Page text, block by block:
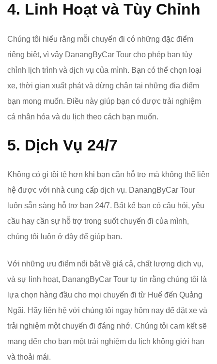
4. Linh Hoạt và Tùy Chỉnh
Chúng tôi hiểu rằng mỗi chuyến đi có những đặc điểm
riêng biệt, vì vậy DanangByCar Tour cho phép bạn tùy
chỉnh lịch trình và dịch vụ của mình. Bạn có thể chọn loại
xe, thời gian xuất phát và dừng chân tại những địa điểm
bạn mong muốn. Điều này giúp bạn có được trải nghiệm
cá nhân hóa và du lịch theo cách bạn muốn.
5. Dịch Vụ 24/7
Không có gì tồi tệ hơn khi bạn cần hỗ trợ mà không thể liên
hệ được với nhà cung cấp dịch vụ. DanangByCar Tour
luôn sẵn sàng hỗ trợ bạn 24/7. Bất kể bạn có câu hỏi, yêu
cầu hay cần sự hỗ trợ trong suốt chuyến đi của mình,
chúng tôi luôn ở đây để giúp bạn.
Với những ưu điểm nổi bật về giá cả, chất lượng dịch vụ,
và sự linh hoạt, DanangByCar Tour tự tin rằng chúng tôi là
lựa chọn hàng đầu cho mọi chuyến đi từ Huế đến Quảng
Ngãi. Hãy liên hệ với chúng tôi ngay hôm nay để đặt xe và
trải nghiệm một chuyến đi đáng nhớ. Chúng tôi cam kết sẽ
mang đến cho bạn một trải nghiệm du lịch không giới hạn
và thoải mái.